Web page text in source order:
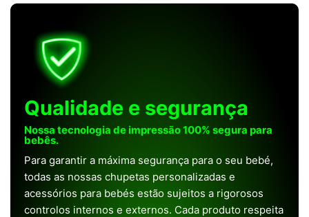
Qualidade e segurança
Nossa tecnologia de impressão 100% segura para
bebês.
Para garantir a máxima segurança para o seu bebé,
todas as nossas chupetas personalizadas e
acessórios para bebés estão sujeitos a rigorosos
controlos internos e externos. Cada produto respeita